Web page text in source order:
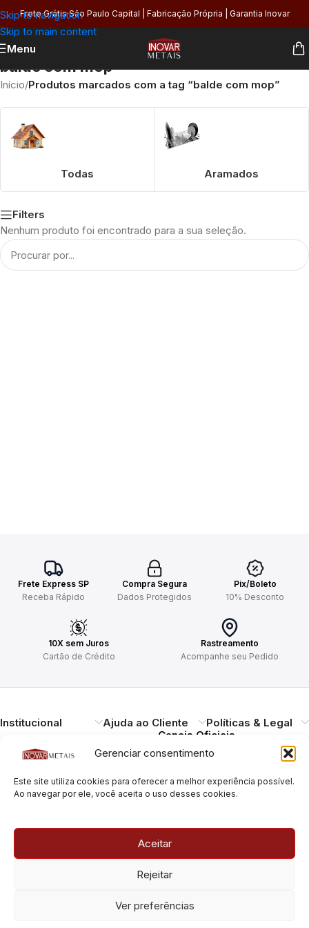
Gerenciar consentimento
Este site utiliza cookies para oferecer a melhor experiência possível.
Ao navegar por ele, você aceita o uso desses cookies.
Aceitar
Rejeitar
Ver preferências
Skip to navigation
Skip to main content
Frete Grátis São Paulo Capital | Fabricação Própria | Garantia Inovar
Menu
balde com mop
Início/Produtos marcados com a tag “balde com mop”
Todas Aramados
Filters
Nenhum produto foi encontrado para a sua seleção.
Frete Express SP
Receba Rápido
Compra Segura
Dados Protegidos
Pix/Boleto
10% Desconto
10X sem Juros
Cartão de Crédito
Rastreamento
Acompanhe seu Pedido
Institucional Ajuda ao Cliente Políticas & Legal
Entregando qualidade,
durabilidade e design.
Estamos à disposição.
São Paulo/SP – CEP: 05424-
São Paulo/SP – CEP: 05424-
Canais Oficiais
Pague com Segurança